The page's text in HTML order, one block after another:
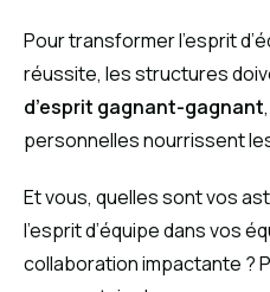
Pour transformer l’esprit
réussite, les structures
d’esprit gagnant-gagnant
personnelles nourrissent
Et vous, quelles sont vos
l’esprit d’équipe dans vos
collaboration impactante ?